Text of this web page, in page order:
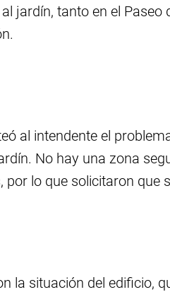
jardín, tanto en el
al intendente el
No hay una zona
por lo que solicitaron que
la situación del edificio,